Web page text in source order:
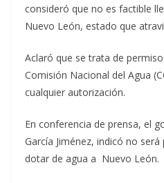
consideró que no es factible
Nuevo León, estado que
Aclaró que se trata de
Comisión Nacional del Agua
cualquier autorización.
En conferencia de prensa, el
García Jiménez, indicó no
dotar de agua a Nuevo León.